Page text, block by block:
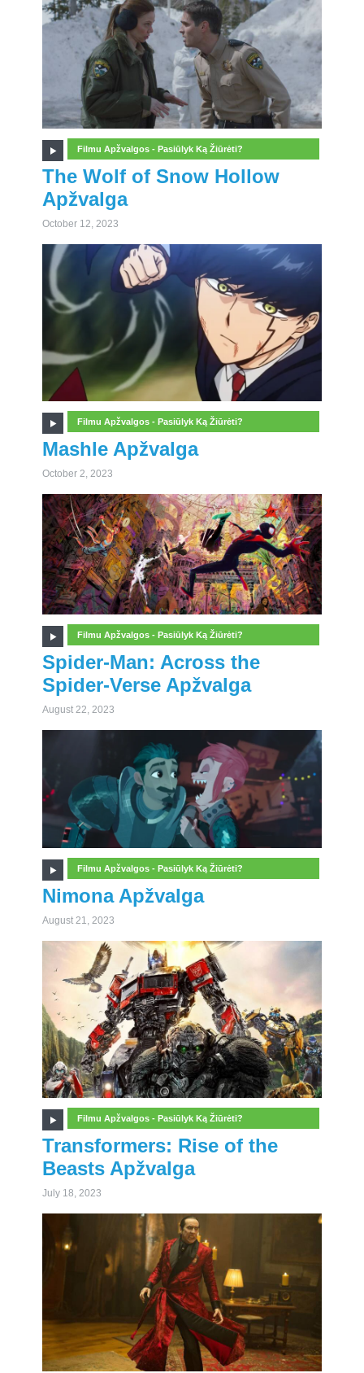
Filmu Apžvalgos - Pasiūlyk Ką Žiūrėti?
The Wolf of Snow Hollow
Apžvalga
October 12, 2023
Filmu Apžvalgos - Pasiūlyk Ką Žiūrėti?
Mashle Apžvalga
October 2, 2023
Filmu Apžvalgos - Pasiūlyk Ką Žiūrėti?
Spider-Man: Across the
Spider-Verse Apžvalga
August 22, 2023
Filmu Apžvalgos - Pasiūlyk Ką Žiūrėti?
Nimona Apžvalga
August 21, 2023
Filmu Apžvalgos - Pasiūlyk Ką Žiūrėti?
Transformers: Rise of the
Beasts Apžvalga
July 18, 2023